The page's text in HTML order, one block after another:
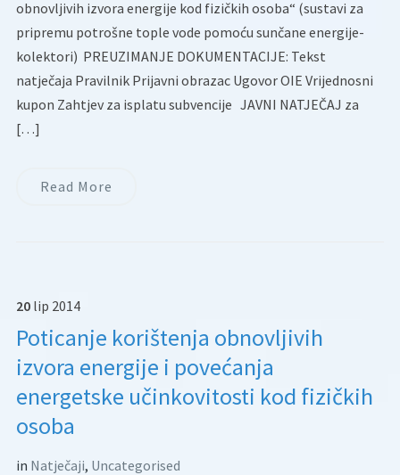
obnovljivih izvora energije kod fizičkih osoba“ (sustavi za
pripremu potrošne tople vode pomoću sunčane energije-
kolektori) PREUZIMANJE DOKUMENTACIJE: Tekst
natječaja Pravilnik Prijavni obrazac Ugovor OIE Vrijednosni
kupon Zahtjev za isplatu subvencije JAVNI NATJEČAJ za
[…]
Read More
20 lip 2014
Poticanje korištenja obnovljivih
izvora energije i povećanja
energetske učinkovitosti kod fizičkih
osoba
in Natječaji, Uncategorised